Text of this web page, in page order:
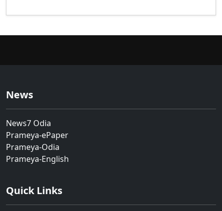
News
News7 Odia
Prameya-ePaper
Prameya-Odia
Prameya-English
Quick Links